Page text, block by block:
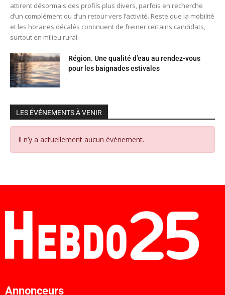
attirent désormais des profils plus divers, parfois en recherche
d’un complément ou d’un retour vers l’activité. Reste que la mobilité
et les horaires décalés continuent de freiner certains candidats,
surtout en milieu rural.
Région. Une qualité d’eau au rendez-vous
pour les baignades estivales
LES ÉVÉNEMENTS À VENIR
Il n’y a actuellement aucun évènement.
Annonceurs